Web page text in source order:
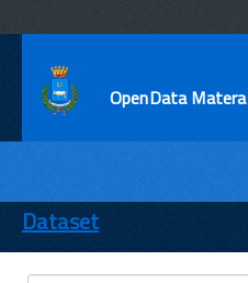
OpenData Matera
ENTI
TEMI
Dataset